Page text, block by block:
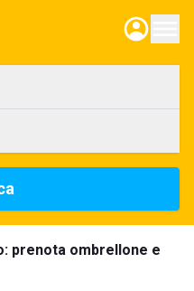
prenota ombrellone e